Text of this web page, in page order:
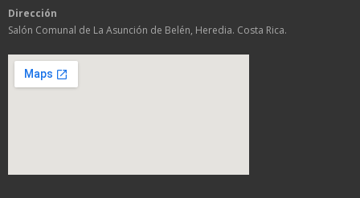
Dirección
Salón Comunal de La Asunción de Belén, Heredia. Costa Rica.